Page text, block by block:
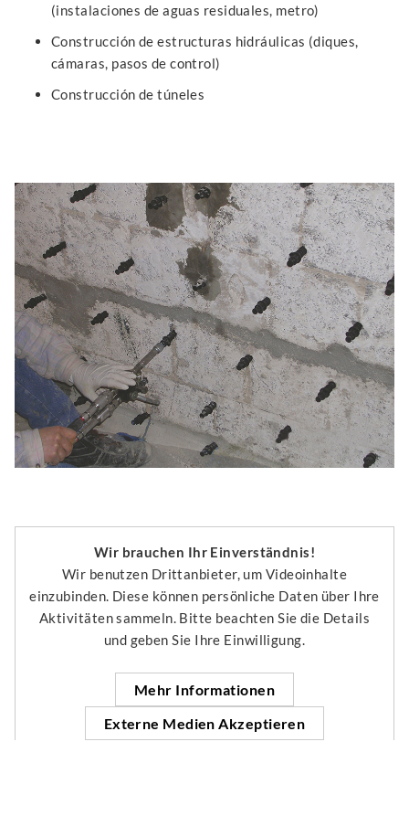
(instalaciones de aguas residuales, metro)
Construcción de estructuras hidráulicas (diques,
cámaras, pasos de control)
Construcción de túneles
Wir brauchen Ihr Einverständnis!
Wir benutzen Drittanbieter, um Videoinhalte
einzubinden. Diese können persönliche Daten über Ihre
Aktivitäten sammeln. Bitte beachten Sie die Details
und geben Sie Ihre Einwilligung.
Mehr Informationen
Externe Medien Akzeptieren